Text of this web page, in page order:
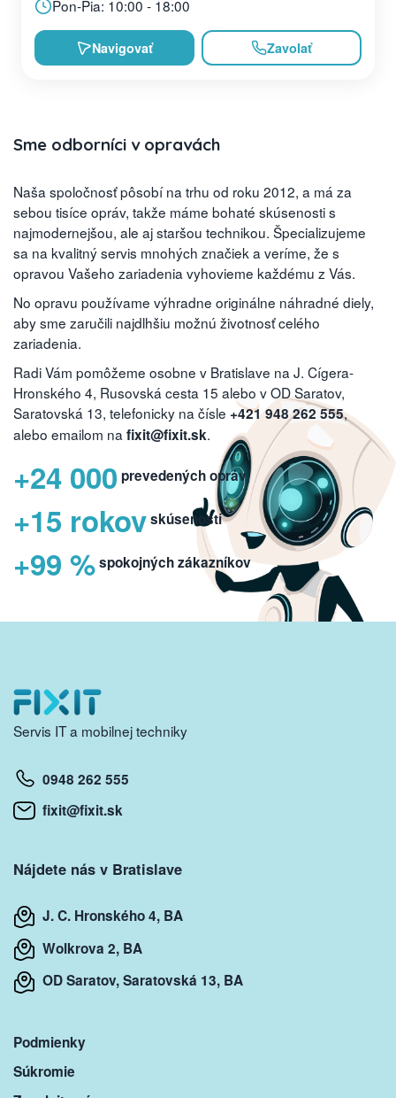
Pon-Pia: 10:00 - 18:00
Navigovať Zavolať
Sme odborníci v opravách
Naša spoločnosť pôsobí na trhu od roku 2012, a má za
sebou tisíce opráv, takže máme bohaté skúsenosti s
najmodernejšou, ale aj staršou technikou. Špecializujeme
sa na kvalitný servis mnohých značiek a veríme, že s
opravou Vašeho zariadenia vyhovieme každému z Vás.
No opravu používame výhradne originálne náhradné diely,
aby sme zaručili najdlhšiu možnú životnosť celého
zariadenia.
Radi Vám pomôžeme osobne v Bratislave na J. Cígera-
Hronského 4, Rusovská cesta 15 alebo v OD Saratov,
Saratovská 13, telefonicky na čísle +421 948 262 555,
alebo emailom na fixit@fixit.sk.
+24 000 prevedených opráv
+15 rokovskúseností
+99 %spokojných zákazníkov
Servis IT a mobilnej techniky
0948 262 555
fixit@fixit.sk
Nájdete nás v Bratislave
J. C. Hronského 4, BA
Wolkrova 2, BA
OD Saratov, Saratovská 13, BA
Podmienky
Súkromie